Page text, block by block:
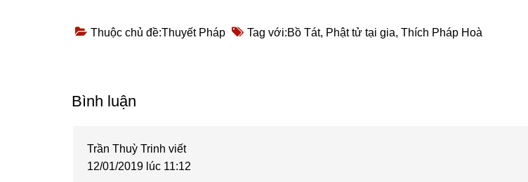
Thuộc chủ đề:Thuyết Pháp Tag với:Bồ Tát, Phật tử tại gia, Thích Pháp Hoà
Reader
Bình luận
Trần Thuỳ Trinh viết
12/01/2019 lúc 11:12